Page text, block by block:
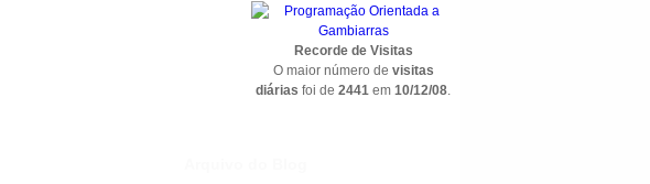
Recorde de Visitas
O maior número de visitas
diárias foi de 2441 em 10/12/08.